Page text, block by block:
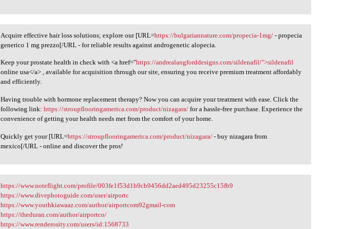
Acquire effective hair loss
Acquire effective hair loss solutions; explore our [URL=https://bulgariannature.com/propecia-1mg/ - propecia
generico 1 mg prezzo[/URL - for reliable results against androgenetic alopecia.
Keep your prostate health in check with <a href="https://andrealangforddesigns.com/sildenafil/">sildenafil
online usa</a> , available for acquisition through our site, ensuring you receive premium treatment affordably
and efficiently.
Having trouble with hormone replacement therapy? Now you can acquire your treatment with ease. Click the
following link:https://stroupflooringamerica.com/product/nizagara/ for a hassle-free purchase. Experience the
convenience of getting your health needs met from the comfort of your home.
Quickly get your [URL=https://stroupflooringamerica.com/product/nizagara/ - buy nizagara from
mexico[/URL - online and discover the pros!
https://www.noteflight.com
https://www.noteflight.com/profile/003fe1f53d1b9cb9456dd2aed495d23255c15fb9
https://www.divephotoguide.com/user/airportc
https://www.youthkiawaaz.com/author/airportcom92gmail-com
https://theduran.com/author/airportco/
https://www.renderosity.com/users/id:1568733